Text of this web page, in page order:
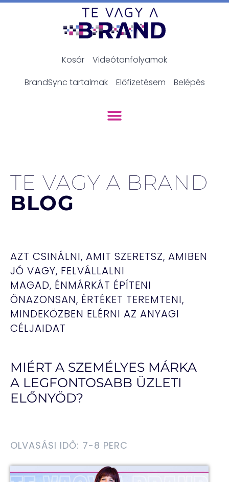
Kosár
Videótanfolyamok
BrandSync tartalmak
Előfizetésem Belépés
TE VAGY A BRAND
BLOG
AZT CSINÁLNI, AMIT SZERETSZ, AMIBEN
JÓ VAGY, FELVÁLLALNI
MAGAD, ÉNMÁRKÁT ÉPÍTENI
ÖNAZONSAN, ÉRTÉKET TEREMTENI,
MINDEKÖZBEN ELÉRNI AZ ANYAGI
CÉLJAIDAT
MIÉRT A SZEMÉLYES MÁRKA
A LEGFONTOSABB ÜZLETI
ELŐNYÖD?
OLVASÁSI IDŐ: 7-8 PERC